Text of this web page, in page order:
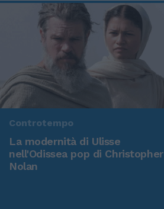
Controtempo
La modernità di Ulisse
nell'Odissea pop di Christopher
Nolan